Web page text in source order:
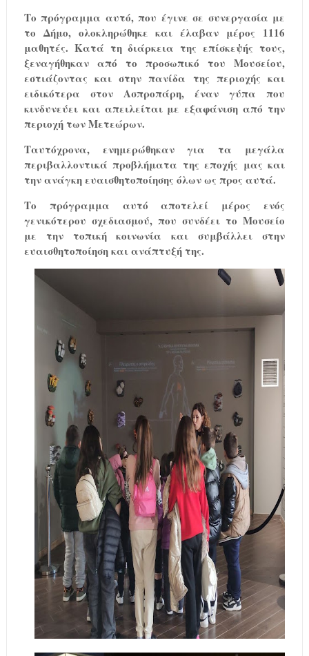
Το πρόγραμμα αυτό, που έγινε σε συνεργασία με
το Δήμο, ολοκληρώθηκε και έλαβαν μέρος 1116
μαθητές. Κατά τη διάρκεια της επίσκεψής τους,
ξεναγήθηκαν από το προσωπικό του Μουσείου,
εστιάζοντας και στην πανίδα της περιοχής και
ειδικότερα στον Ασπροπάρη, έναν γύπα που
κινδυνεύει και απειλείται με εξαφάνιση από την
περιοχή των Μετεώρων.
Ταυτόχρονα, ενημερώθηκαν για τα μεγάλα
περιβαλλοντικά προβλήματα της εποχής μας και
την ανάγκη ευαισθητοποίησης όλων ως προς αυτά.
Το πρόγραμμα αυτό αποτελεί μέρος ενός
γενικότερου σχεδιασμού, που συνδέει το Μουσείο
με την τοπική κοινωνία και συμβάλλει στην
ευαισθητοποίηση και ανάπτυξή της.